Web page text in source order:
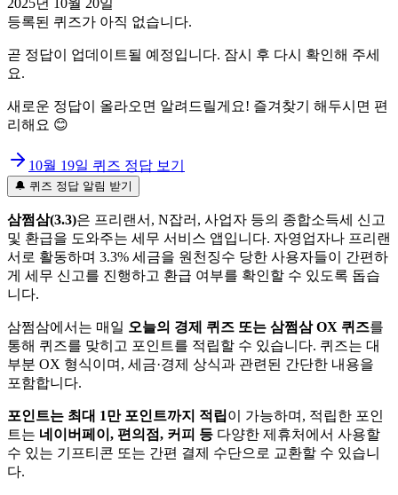
등록된 퀴즈가 아직 없습니다.
곧 정답이 업데이트될 예정입니다. 잠시 후 다시 확인해 주세
요.
새로운 정답이 올라오면 알려드릴게요! 즐겨찾기 해두시면 편
리해요 😊
10월 19일 퀴즈 정답 보기
🔔 퀴즈 정답 알림 받기
삼쩜삼(3.3)은 프리랜서, N잡러, 사업자 등의 종합소득세 신고
및 환급을 도와주는 세무 서비스 앱입니다. 자영업자나 프리랜
서로 활동하며 3.3% 세금을 원천징수 당한 사용자들이 간편하
게 세무 신고를 진행하고 환급 여부를 확인할 수 있도록 돕습
니다.
삼쩜삼에서는 매일 오늘의 경제 퀴즈 또는 삼쩜삼 OX 퀴즈를
통해 퀴즈를 맞히고 포인트를 적립할 수 있습니다. 퀴즈는 대
부분 OX 형식이며, 세금·경제 상식과 관련된 간단한 내용을
포함합니다.
포인트는 최대 1만 포인트까지 적립이 가능하며, 적립한 포인
트는 네이버페이, 편의점, 커피 등 다양한 제휴처에서 사용할
수 있는 기프티콘 또는 간편 결제 수단으로 교환할 수 있습니
다.